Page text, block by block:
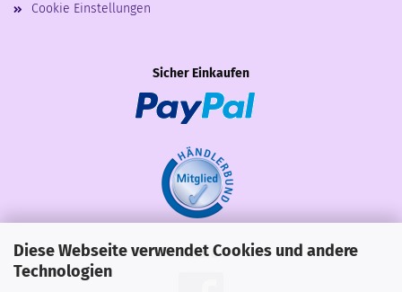
Diese Webseite verwendet Cookies und andere
Technologien
Cookie Einstellungen
Sicher Einkaufen
Share